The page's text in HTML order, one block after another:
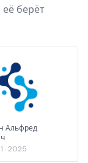
берёт
Альфред
· 2025